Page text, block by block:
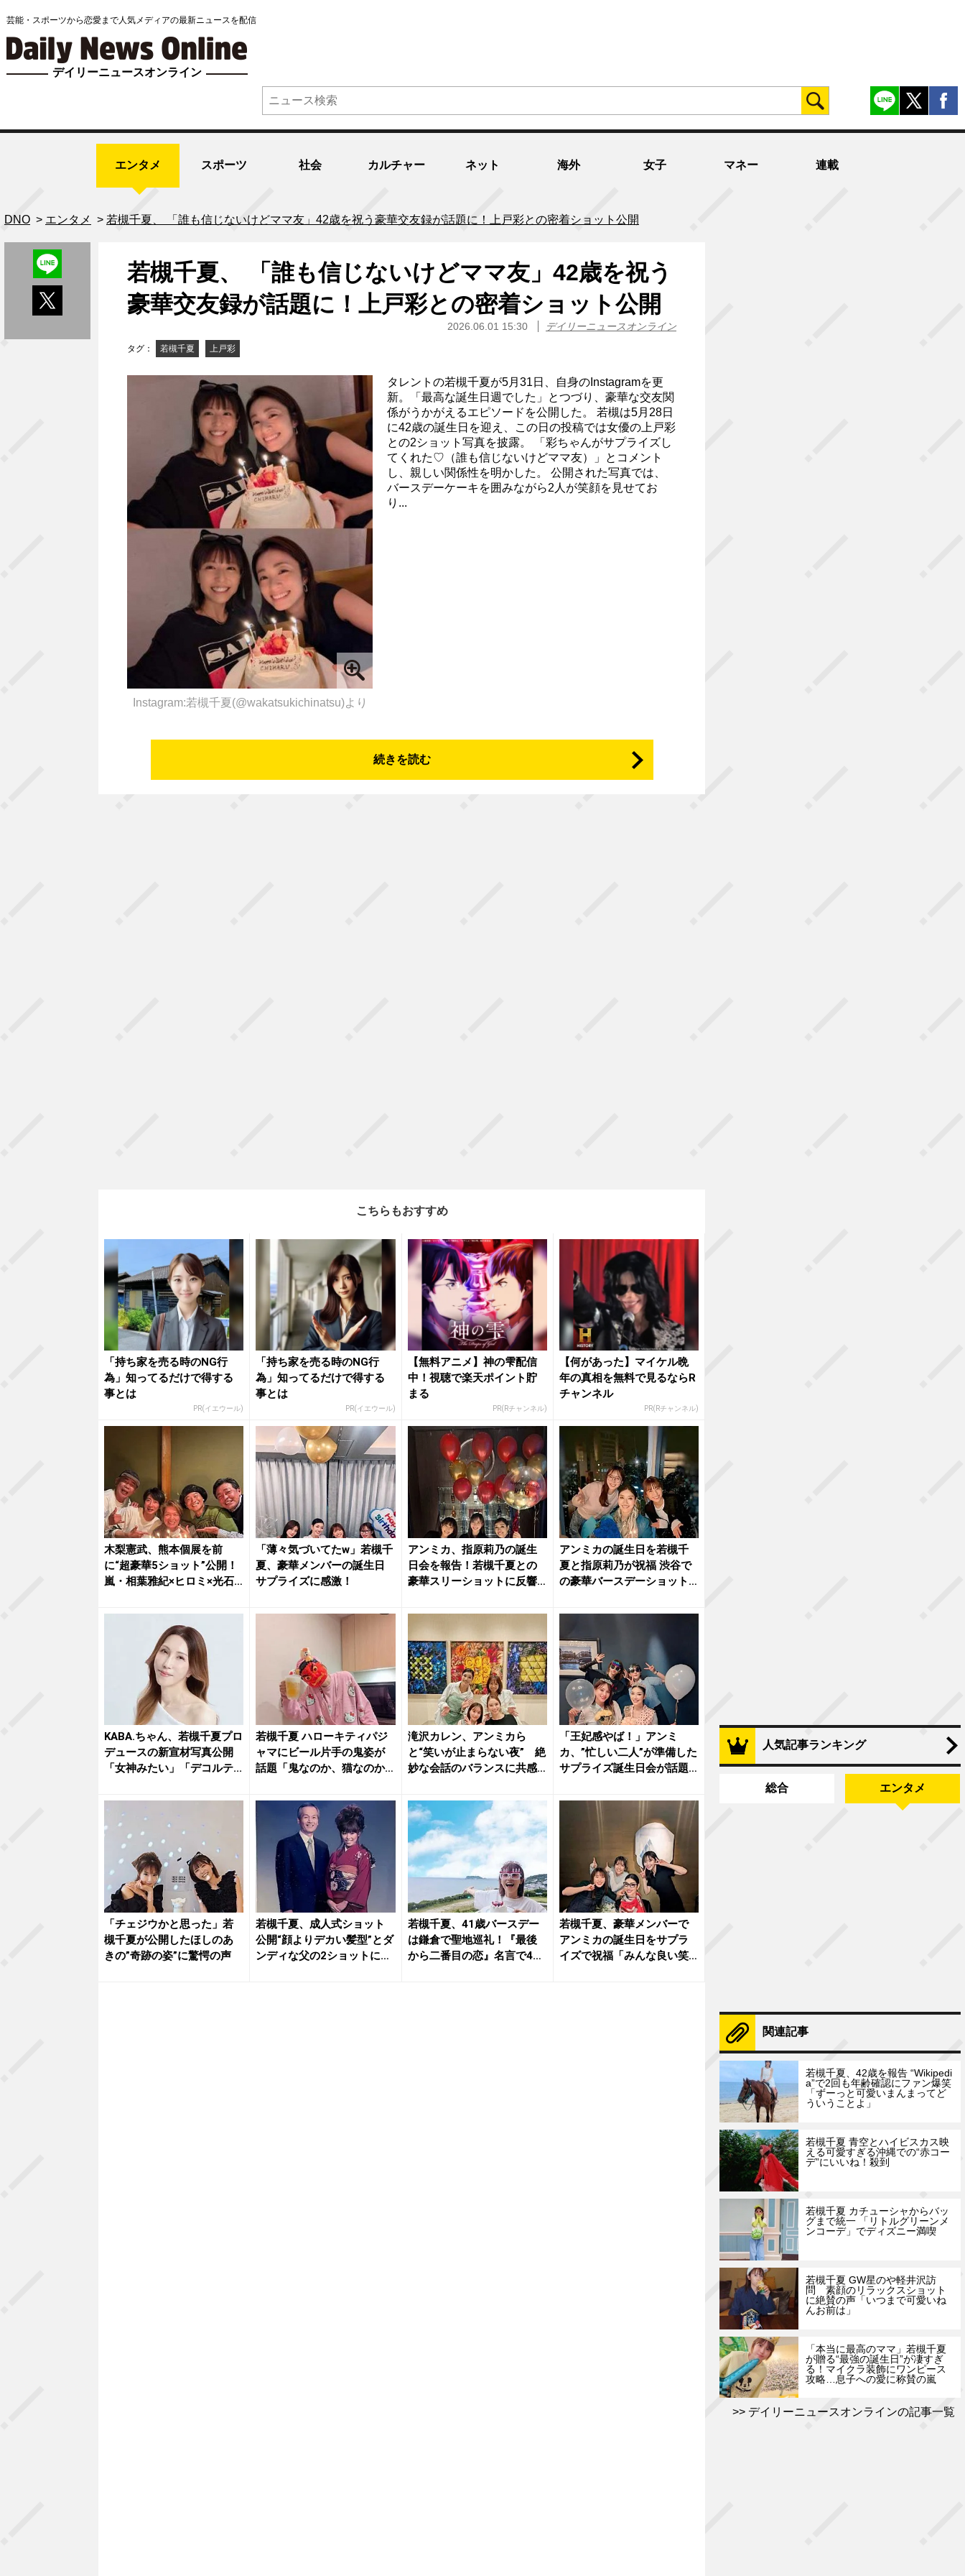
芸能・スポーツから恋愛まで人気メディアの最新ニュースを配信
デイリーニュースオンライン
エンタメ スポーツ 社会 カルチャー ネット 海外 女子 マネー 連載
DNO > エンタメ > 若槻千夏、 「誰も信じないけどママ友」42歳を祝う豪華交友録が話題に！上戸彩との密着ショット公開
若槻千夏、 「誰も信じないけどママ友」42歳を祝う
豪華交友録が話題に！上戸彩との密着ショット公開
2026.06.01 15:30 デイリーニュースオンライン
タグ： 若槻千夏 上戸彩
Instagram:若槻千夏(@wakatsukichinatsu)より
タレントの若槻千夏が5月31日、自身のInstagramを更
新。「最高な誕生日週でした」とつづり、豪華な交友関
係がうかがえるエピソードを公開した。 若槻は5月28日
に42歳の誕生日を迎え、この日の投稿では女優の上戸彩
との2ショット写真を披露。 「彩ちゃんがサプライズし
てくれた♡（誰も信じないけどママ友）」とコメント
し、親しい関係性を明かした。 公開された写真では、
バースデーケーキを囲みながら2人が笑顔を見せてお
り...
続きを読む
こちらもおすすめ
「持ち家を売る時のNG行
為」知ってるだけで得する
事とは
PR(イエウール)
「持ち家を売る時のNG行
為」知ってるだけで得する
事とは
PR(イエウール)
【無料アニメ】神の雫配信
中！視聴で楽天ポイント貯
まる
PR(Rチャンネル)
【何があった】マイケル晩
年の真相を無料で見るならR
チャンネル
PR(Rチャンネル)
木梨憲武、熊本個展を前
に“超豪華5ショット”公開！
嵐・相葉雅紀×ヒロミ×光石
「薄々気づいてたw」若槻千
夏、豪華メンバーの誕生日
サプライズに感激！
アンミカ、指原莉乃の誕生
日会を報告！若槻千夏との
豪華スリーショットに反響
アンミカの誕生日を若槻千
夏と指原莉乃が祝福 渋谷で
の豪華バースデーショット
KABA.ちゃん、若槻千夏プロ
デュースの新宣材写真公開
「女神みたい」「デコルテ...
若槻千夏 ハローキティパジ
ャマにビール片手の鬼姿が
話題「鬼なのか、猫なのか
滝沢カレン、アンミカら
と“笑いが止まらない夜” 絶
妙な会話のバランスに共感
「王妃感やば！」アンミ
カ、”忙しい二人”が準備した
サプライズ誕生日会が話題
「チェジウかと思った」若
槻千夏が公開したほしのあ
きの”奇跡の姿”に驚愕の声
若槻千夏、成人式ショット
公開“顔よりデカい髪型”とダ
ンディな父の2ショットに
若槻千夏、41歳バースデー
は鎌倉で聖地巡礼！『最後
から二番目の恋』名言で40
若槻千夏、豪華メンバーで
アンミカの誕生日をサプラ
イズで祝福「みんな良い笑
人気記事ランキング
総合 エンタメ
関連記事
若槻千夏、42歳を報告 “Wikipedi
a”で2回も年齢確認にファン爆笑
「ずーっと可愛いまんまってど
ういうことよ」
若槻千夏 青空とハイビスカス映
える可愛すぎる沖縄での“赤コー
デ”にいいね！殺到
若槻千夏 カチューシャからバッ
グまで統一 「リトルグリーンメ
ンコーデ」でディズニー満喫
若槻千夏 GW星のや軽井沢訪
問 素顔のリラックスショット
に絶賛の声「いつまで可愛いね
んお前は」
「本当に最高のママ」若槻千夏
が贈る“最強の誕生日”が凄すぎ
る！マイクラ装飾にワンピース
攻略…息子への愛に称賛の嵐
デイリーニュースオンラインの記事一覧